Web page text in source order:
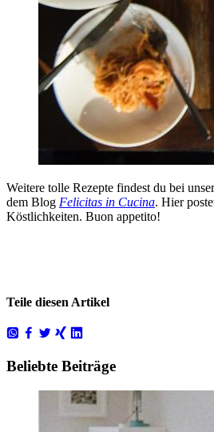
Weitere tolle Rezepte findest du bei
dem Blog Felicitas in Cucina. Hier
Köstlichkeiten. Buon appetito!
Teile diesen Artikel
Beliebte Beiträge